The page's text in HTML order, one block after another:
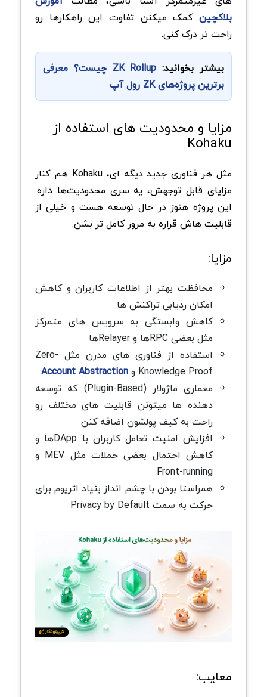
بلاکچین کمک میکنن تفاوت این راهکارها رو
راحت تر درک کنی.
بیشتر بخوانید:
ZK Rollup چیست؟ معرفی
برترین پروژه‌های ZK رول آپ
مزایا و محدودیت های استفاده از
Kohaku
مثل هر فناوری جدید دیگه ای، Kohaku هم کنار
مزایای قابل توجهش، یه سری محدودیت‌ها داره.
این پروژه هنوز در حال توسعه هست و خیلی از
قابلیت هاش قراره به مرور کامل تر بشن.
مزایا:
محافظت بهتر از اطلاعات کاربران و کاهش
امکان ردیابی تراکنش ها
کاهش وابستگی به سرویس های متمرکز
مثل بعضی RPCها و Relayerها
استفاده از فناوری های مدرن مثل Zero-
Knowledge Proof و
Account Abstraction
معماری ماژولار (Plugin-Based) که توسعه
دهنده ها میتونن قابلیت های مختلف رو
راحت به کیف پولشون اضافه کنن
افزایش امنیت تعامل کاربران با DAppها و
کاهش احتمال بعضی حملات مثل MEV و
Front-running
همراستا بودن با چشم انداز بنیاد اتریوم برای
حرکت به سمت Privacy by Default
معایب: